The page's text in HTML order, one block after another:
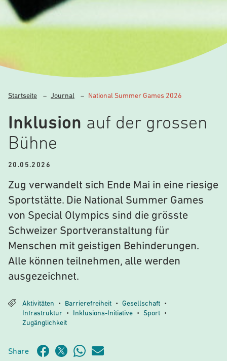
Startseite – Journal – National Summer Games 2026
Inklusion auf der grossen
Bühne
20.05.2026
Zug verwandelt sich Ende Mai in eine riesige
Sportstätte. Die National Summer Games
von Special Olympics sind die grösste
Schweizer Sportveranstaltung für
Menschen mit geistigen Behinderungen.
Alle können teilnehmen, alle werden
ausgezeichnet.
Aktivitäten • Barrierefreiheit • Gesellschaft •
Infrastruktur • Inklusions-Initiative • Sport •
Zugänglichkeit
Share